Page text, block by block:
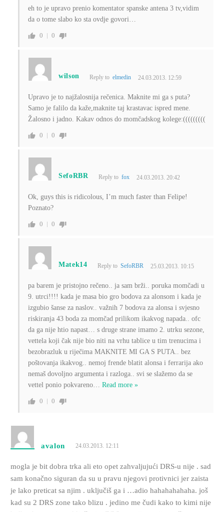
eh to je upravo prenio komentator spanske antena 3 tv,vidim
da o tome slabo ko sta ovdje govori…
0 0
wilson Reply toelmedin 24.03.2013. 12:59
Upravo je to najžalosnija rečenica. Maknite mi ga s puta?
Samo je falilo da kaže,maknite taj krastavac ispred mene.
Žalosno i jadno. Kakav odnos do momčadskog kolege:(((((((((
0 0
SefoRBR Reply to fox 24.03.2013. 20:42
Ok, guys this is ridicolous, I’m much faster than Felipe!
Poznato?
0 0
Matek14 Reply to SefoRBR 25.03.2013. 10:15
pa barem je pristojno rečeno.. ja sam brži.. poruka momčadi u
9. utrci!!!! kada je masa bio gro bodova za alonsom i kada je
izgubio šanse za naslov.. važnih 7 bodova za alonsa i svjesno
riskiranja 43 boda za momčad prilikom ikakvog napada.. ofc
da ga nije htio napast… s druge strane imamo 2. utrku sezone,
vettela koji čak nije bio niti na vrhu tablice u tim trenucima i
bezobrazluk u riječima MAKNITE MI GA S PUTA.. bez
poštovanja ikakvog.. nemoj frende blatit alonsa i ferrarija ako
nemaš dovoljno argumenta i razloga.. svi se slažemo da se
vettel ponio pokvareno… Read more »
0 0
avalon 24.03.2013. 12:11
mogla je bit dobra trka ali eto opet zahvaljujući DRS-u nije . sad
sam konačno siguran da su u pravu njegovi protivnici jer zaista
je lako preticat sa njim . uključiš ga i …adio hahahahahaha. još
kad su 2 DRS zone tako blizu . jedino me čudi kako to kimi nije